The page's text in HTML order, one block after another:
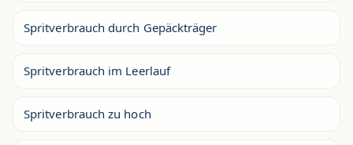
Spritverbrauch durch Gepäckträger
Spritverbrauch im Leerlauf
Spritverbrauch zu hoch